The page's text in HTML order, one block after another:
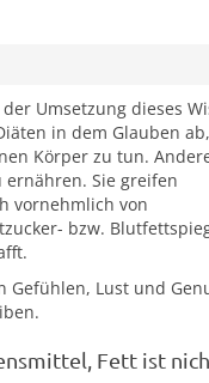
Umsetzung dieses
in dem Glauben
Körper zu tun.
Sie greifen
vornehmlich von
bzw.
Gefühlen, Lust und
Fett ist